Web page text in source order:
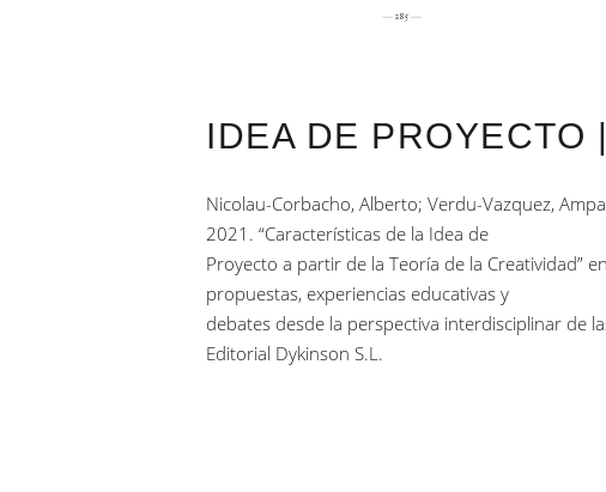
IDEA DE PROYECTO
Nicolau-Corbacho, Alberto; Verdu-Vazquez,
2021. “Características de la Idea de
Proyecto a partir de la Teoría de la Creatividad”
propuestas, experiencias educativas y
debates desde la perspectiva interdisciplinar de
Editorial Dykinson S.L.